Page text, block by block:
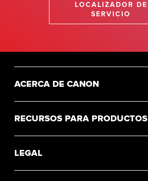
LOCALIZADOR DE
SERVICIO
ACERCA DE CANON
RECURSOS PARA PRODUCTOS
LEGAL